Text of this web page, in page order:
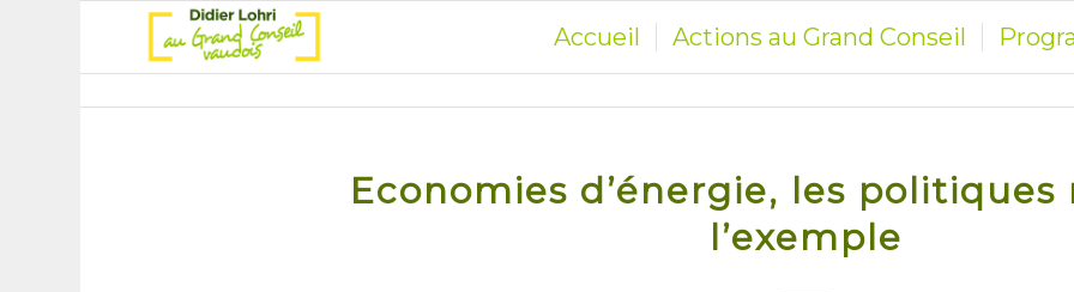
Accueil Actions au Grand Conseil
Economies d’énergie, les
l’exemple